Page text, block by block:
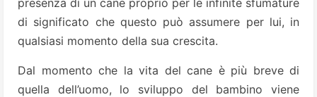
di significato che questo può assumere per lui, in
qualsiasi momento della sua crescita.
Dal momento che la vita del cane è più breve di
quella dell’uomo, lo sviluppo del bambino viene